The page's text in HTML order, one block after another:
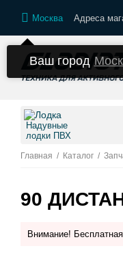
Москва Адреса
Ваш город
Надувные
лодки ПВХ
Главная / Каталог /
90
Внимание!